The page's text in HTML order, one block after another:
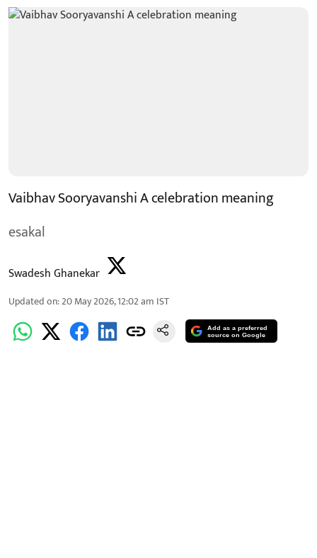
Vaibhav Sooryavanshi A celebration meaning
esakal
Swadesh Ghanekar
Updated on:20 May 2026, 12:02 am IST
Add as a preferred
source on Google